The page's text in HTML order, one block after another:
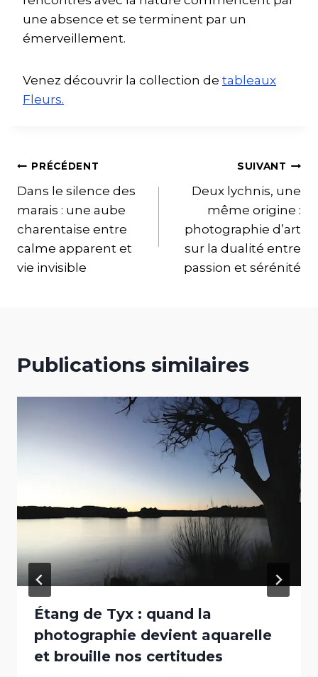
une absence et se terminent par un
émerveillement.
Venez découvrir la collection de tableaux
Fleurs.
PRÉCÉDENT
Dans le silence des
marais : une aube
charentaise entre
calme apparent et
vie invisible
SUIVANT
Deux lychnis, une
même origine :
photographie d’art
sur la dualité entre
passion et sérénité
Publications similaires
Étang de Tyx : quand la
photographie devient aquarelle
et brouille nos certitudes